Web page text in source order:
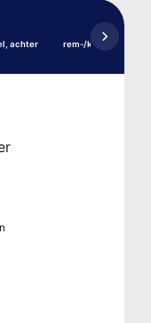
achter
Hydraulisch
rem-/
DSC